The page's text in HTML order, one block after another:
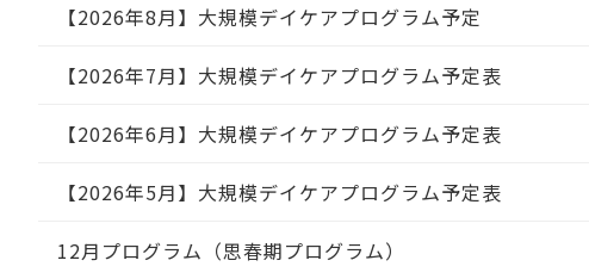
【2026年8月】大規模デイケアプログラム予定
【2026年7月】大規模デイケアプログラム予定表
【2026年6月】大規模デイケアプログラム予定表
【2026年5月】大規模デイケアプログラム予定表
12月プログラム（思春期プログラム）